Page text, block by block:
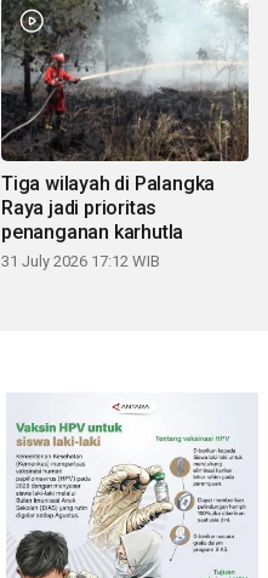
Tiga wilayah di Palangka
Raya jadi prioritas
penanganan karhutla
31 July 2026 17:12 WIB